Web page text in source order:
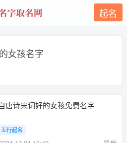
起名
女孩名字
唐诗宋词好的女孩免费名字
五行起名